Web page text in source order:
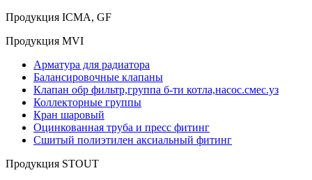
Продукция ICMA, GF
Продукция MVI
Арматура для радиатора
Балансировочные клапаны
Клапан обр фильтр,группа б-ти котла,насос.смес.уз
Коллекторные группы
Кран шаровый
Оцинкованная труба и пресс фитинг
Сшитый полиэтилен аксиальный фитинг
Продукция STOUT